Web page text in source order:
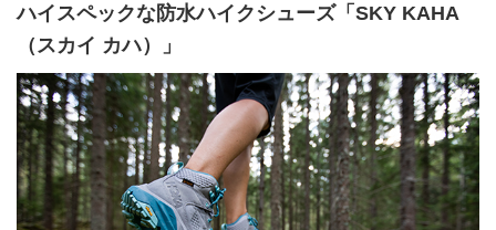
ハイスペックな防水ハイクシューズ「SKY KAHA
（スカイ カハ）」